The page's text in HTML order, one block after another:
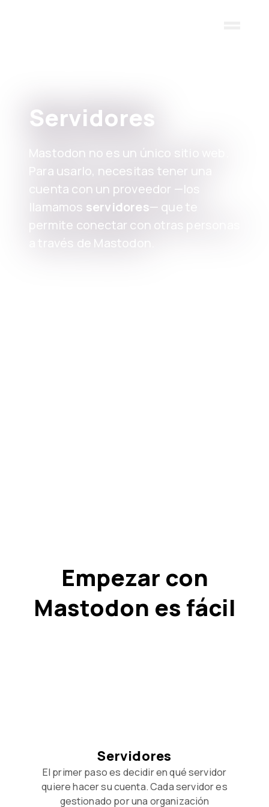
Servidores
Mastodon no es un único sitio web.
Para usarlo, necesitas tener una
cuenta con un proveedor —los
llamamos servidores— que te
permite conectar con otras personas
a través de Mastodon.
Empezar con
Mastodon es fácil
Servidores
El primer paso es decidir en qué servidor
quiere hacer su cuenta. Cada servidor es
gestionado por una organización